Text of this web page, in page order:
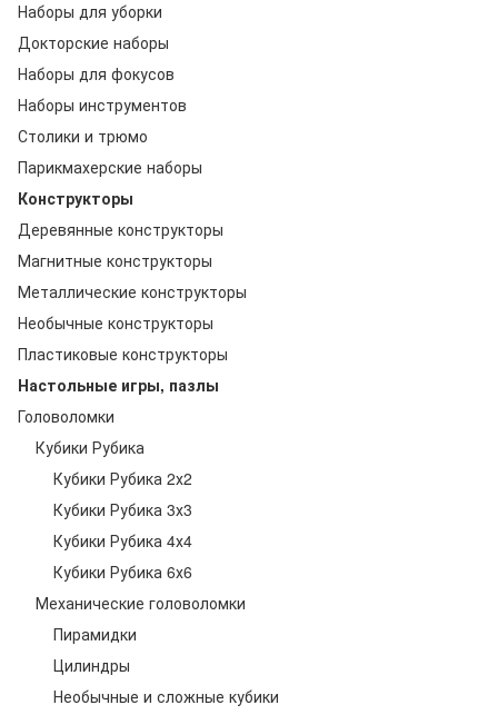
Наборы для уборки
Докторские наборы
Наборы для фокусов
Наборы инструментов
Столики и трюмо
Парикмахерские наборы
Конструкторы
Деревянные конструкторы
Магнитные конструкторы
Металлические конструкторы
Необычные конструкторы
Пластиковые конструкторы
Настольные игры, пазлы
Головоломки
Кубики Рубика
Кубики Рубика 2х2
Кубики Рубика 3х3
Кубики Рубика 4х4
Кубики Рубика 6х6
Механические головоломки
Пирамидки
Цилиндры
Необычные и сложные кубики